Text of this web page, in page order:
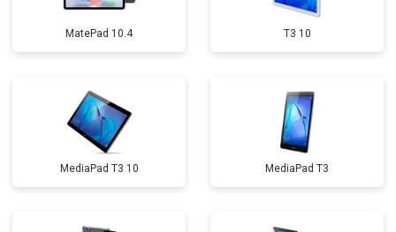
MatePad 10.4 T3 10
MediaPad T3 10 MediaPad T3